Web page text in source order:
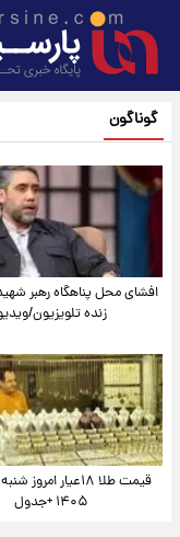
گوناگون
افشای محل پناهگاه‌ رهبر
زنده تلویزیون/
۱۴۰۵ +جدول